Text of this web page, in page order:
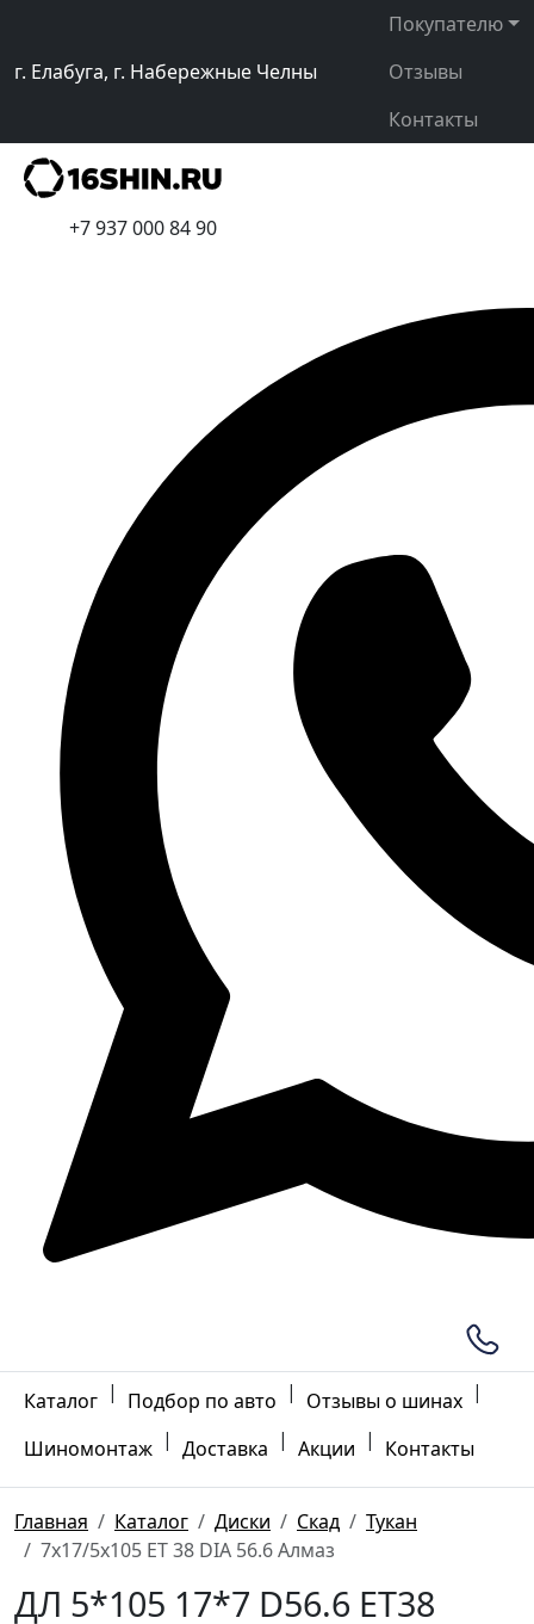
г. Елабуга, г. Набережные Челны
Покупателю
Отзывы
Контакты
+7 937 000 84 90
Каталог | Подбор по авто | Отзывы о шинах |
Шиномонтаж | Доставка | Акции | Контакты
Главная Каталог Диски Скад
Тукан
7x17/5x105 ET 38 DIA 56.6 Алмаз
ДЛ 5*105 17*7 D56.6 ET38